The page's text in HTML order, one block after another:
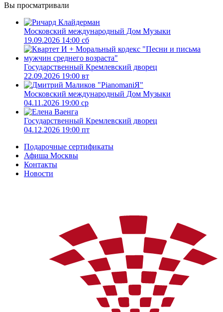
Вы просматривали
Московский международный Дом Музыки
19.09.2026 14:00 сб
Государственный Кремлевский дворец
22.09.2026 19:00 вт
Московский международный Дом Музыки
04.11.2026 19:00 ср
Государственный Кремлевский дворец
04.12.2026 19:00 пт
Подарочные сертификаты
Афиша Москвы
Контакты
Новости